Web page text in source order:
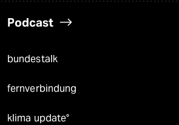
Podcast
bundestalk
fernverbindung
klima update°